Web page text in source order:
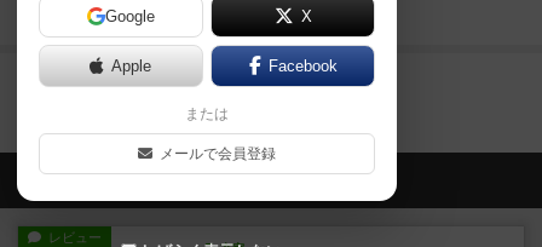
続きを読む（4年以上前）
会員の新しい投稿
レビュー
Google X
Apple Facebook
または
メールで会員登録